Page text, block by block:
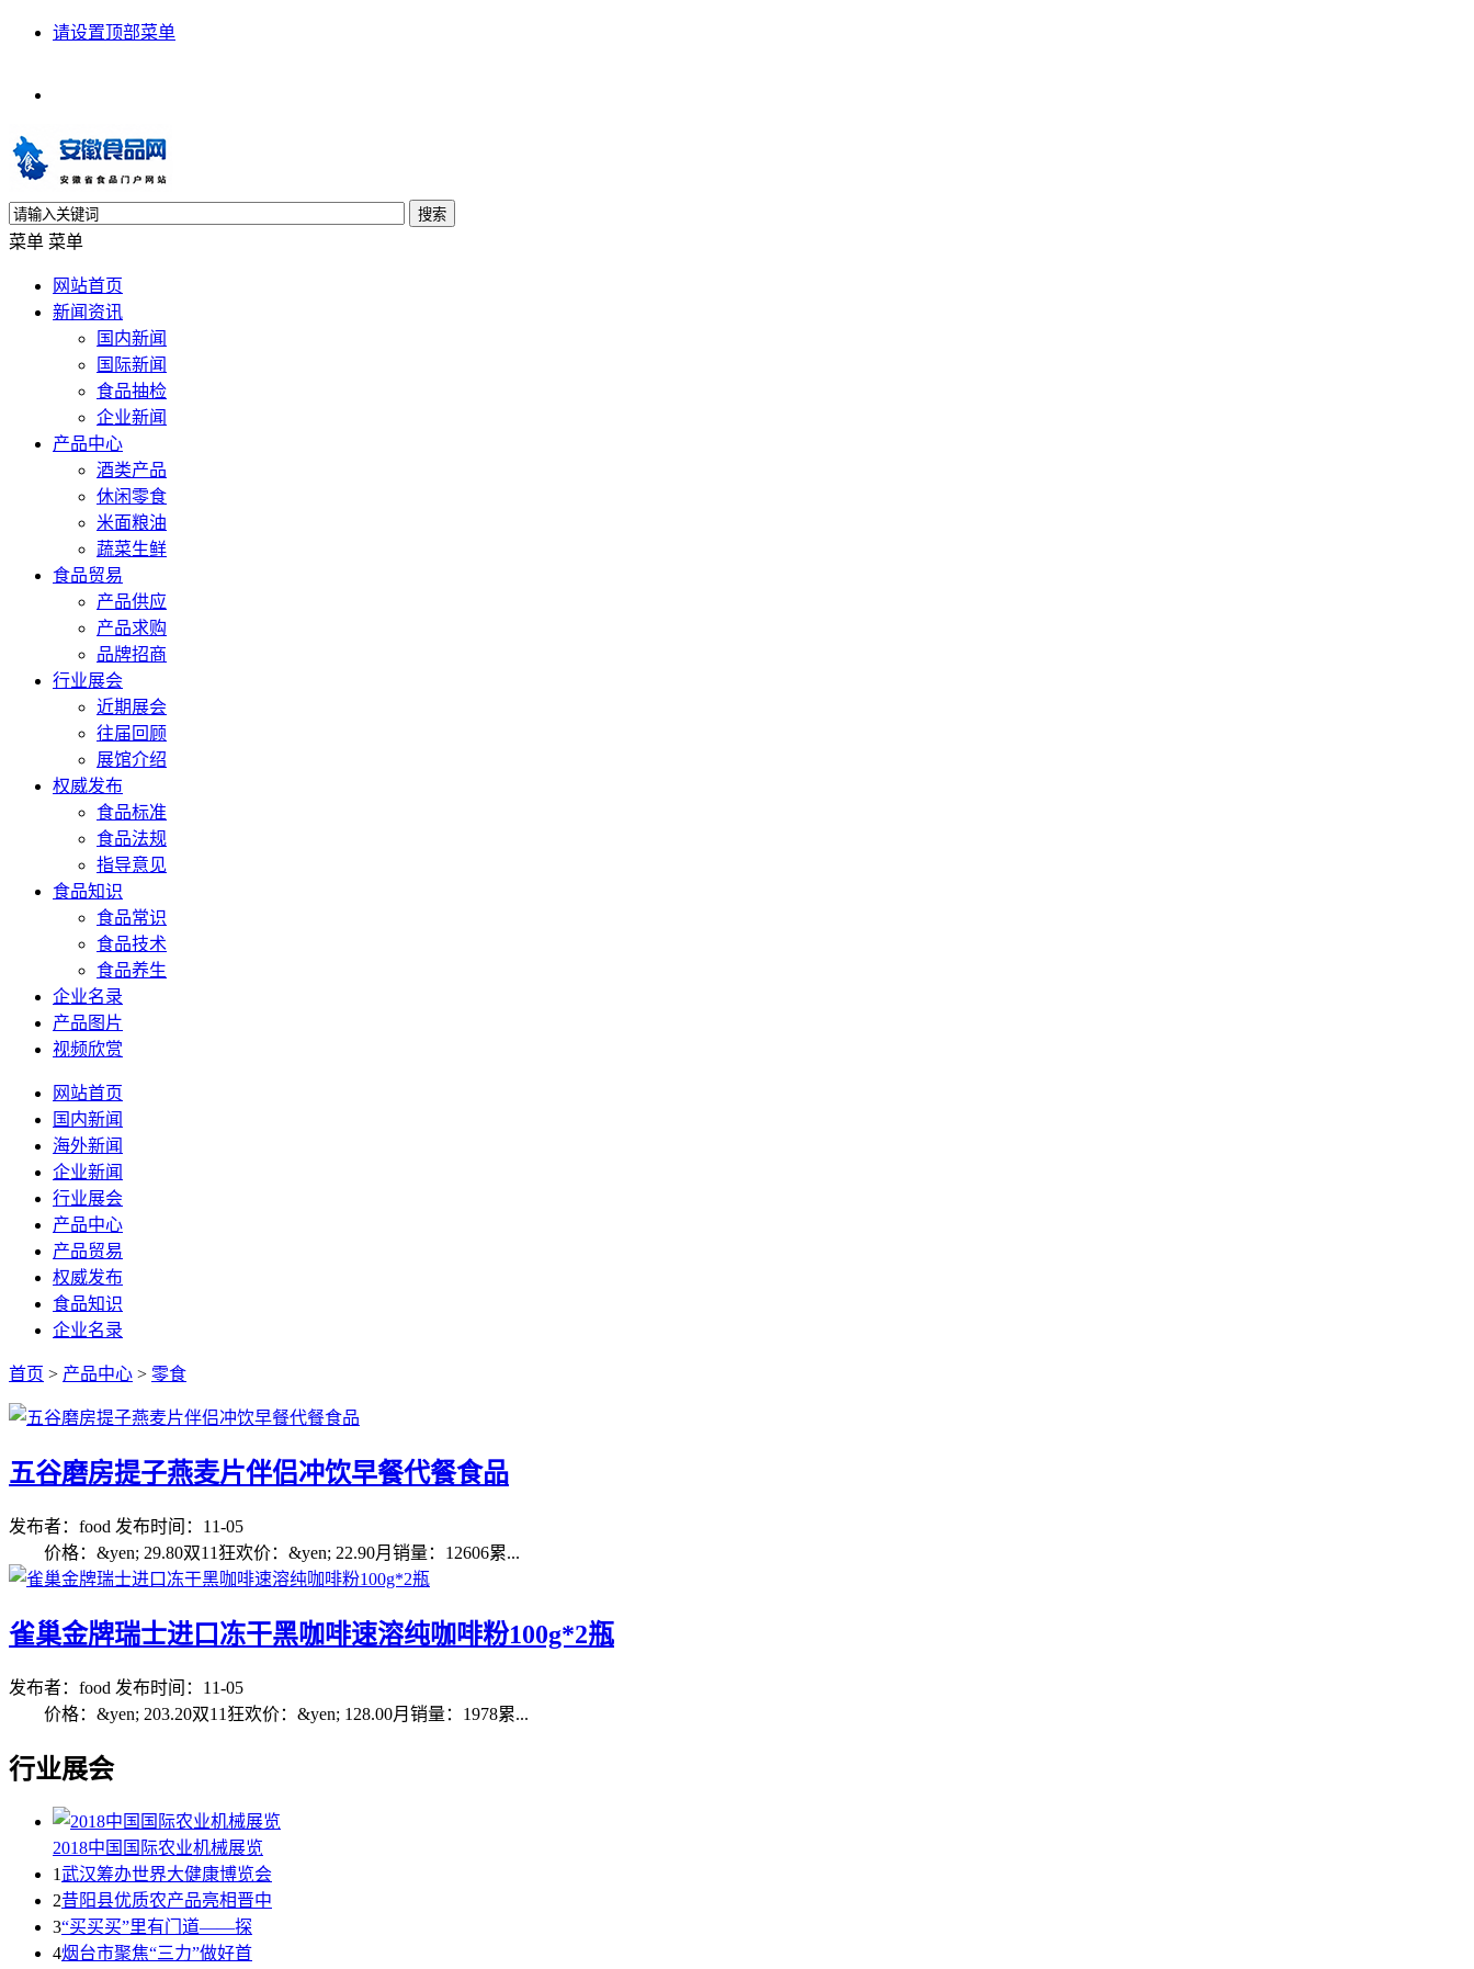
请设置顶部菜单
搜索
菜单 菜单
网站首页
新闻资讯
国内新闻
国际新闻
食品抽检
企业新闻
产品中心
酒类产品
休闲零食
米面粮油
蔬菜生鲜
食品贸易
产品供应
产品求购
品牌招商
行业展会
近期展会
往届回顾
展馆介绍
权威发布
食品标准
食品法规
指导意见
食品知识
食品常识
食品技术
食品养生
企业名录
产品图片
视频欣赏
网站首页
国内新闻
海外新闻
企业新闻
行业展会
产品中心
产品贸易
权威发布
食品知识
企业名录
首页 > 产品中心 > 零食
五谷磨房提子燕麦片伴侣冲饮早餐代餐食品
发布者：food 发布时间：11-05
价格：&yen; 29.80双11狂欢价：&yen; 22.90月销量：12606累...
雀巢金牌瑞士进口冻干黑咖啡速溶纯咖啡粉100g*2瓶
发布者：food 发布时间：11-05
价格：&yen; 203.20双11狂欢价：&yen; 128.00月销量：1978累...
行业展会
2018中国国际农业机械展览
1武汉筹办世界大健康博览会
2昔阳县优质农产品亮相晋中
3“买买买”里有门道——探
4烟台市聚焦“三力”做好首